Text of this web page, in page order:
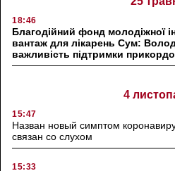
18:46
Благодійний фонд молодіжної
вантаж для лікарень Сум:
важливість підтримки
4
15:47
Назван новый симптом
связан со слухом
15:33